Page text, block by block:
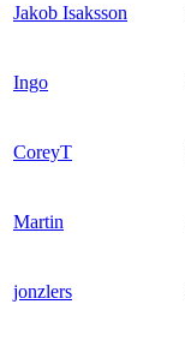
Jakob Isaksson
Ingo
CoreyT
Martin
jonzlers